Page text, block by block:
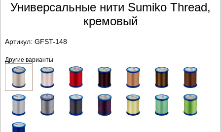
Универсальные нити Sumiko Thread,
кремовый
Артикул: GFST-148
Другие варианты